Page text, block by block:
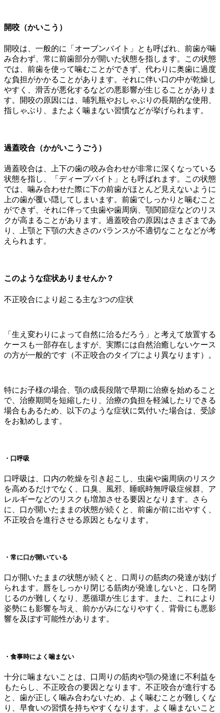
開咬（かいこう）
開咬は、一般的に「オーブンバイト」とも呼ばれ、前歯が噛
み合わず、常に前歯部分が開いた状態を指します。この状態
では、前歯を使って噛むことができず、代わりに奥歯に過度
な負担がかかることがあります。それに伴い口の中が乾燥し
やすく、滑舌が悪化するなどの悪影響が生じることがありま
す。開咬の原因には、哺乳瓶やおしゃぶりの長期的な使用、
指しゃぶり、またよく噛まない習慣などが挙げられます。
過蓋咬合（かがいこうごう）
過蓋咬合は、上下の歯の咬み合わせが非常に深くなっている
状態を指し、「ディープバイト」とも呼ばれます。この状態
では、噛み合わせた際に下の前歯がほとんど見えないように
上の歯が覆い隠してしまいます。前歯でしっかりと噛むこと
ができず、それに伴って虫歯や歯周病、顎関節症などのリス
クが高まることがあります。過蓋咬合の原因はさまざまであ
り、上顎と下顎の大きさのバランスが不適切なことなどが考
えられます。
このような症状ありませんか？
不正咬合により起こる主な3つの症状
「生え変わりによって自然に治るだろう」と考えて放置する
ケースも一部存在しますが、実際には自然治癒しないケース
の方が一般的です（不正咬合のタイプにより異なります）。
特にお子様の場合、顎の成長段階で早期に治療を始めること
で、治療期間を短縮したり、治療の負担を軽減したりできる
場合もあるため、以下のような症状に気付いた場合は、受診
をお勧めします。
・口呼吸
口呼吸は、口内の乾燥を引き起こし、虫歯や歯周病のリスク
を高めるだけでなく、口臭、風邪、睡眠時無呼吸症候群、ア
レルギーなどのリスクも増加させる要因となります。さら
に、口が開いたままの状態が続くと、前歯が前に出やすく、
不正咬合を進行させる原因ともなります。
・常に口が開いている
口が開いたままの状態が続くと、口周りの筋肉の発達が妨げ
られます。唇をしっかり閉じる筋肉が発達しないと、口を閉
じるのが難しくなり、悪循環が生じます。また、これにより
姿勢にも影響を与え、前かがみになりやすく、背骨にも悪影
響を及ぼす可能性があります。
・食事時によく噛まない
十分に噛まないことは、口周りの筋肉や顎の発達に不利益を
もたらし、不正咬合の要因となります。不正咬合が進行する
と、歯が正しく噛み合わないため、よく噛むことが難しくな
り、早食いの習慣を持ちやすくなります。よく噛まないこと